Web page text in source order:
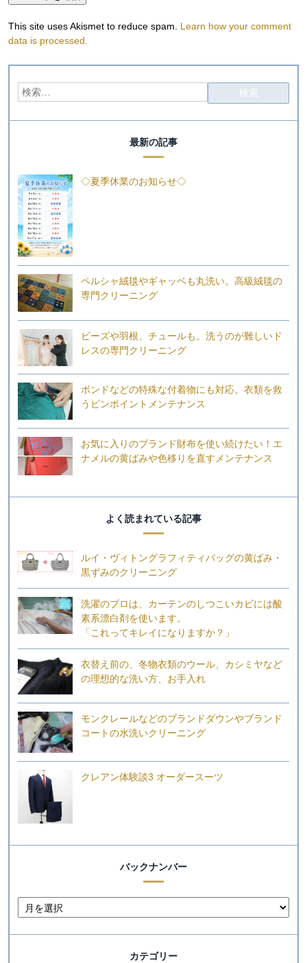
This site uses Akismet to reduce spam. Learn how your comment
data is processed.
最新の記事
◇夏季休業のお知らせ◇
ペルシャ絨毯やギャッベも丸洗い。高級絨毯の
専門クリーニング
ビーズや羽根、チュールも。洗うのが難しいド
レスの専門クリーニング
ボンドなどの特殊な付着物にも対応。衣類を救
うピンポイントメンテナンス
お気に入りのブランド財布を使い続けたい！エ
ナメルの黄ばみや色移りを直すメンテナンス
よく読まれている記事
ルイ・ヴィトングラフィティバッグの黄ばみ・
黒ずみのクリーニング
洗濯のプロは、カーテンのしつこいカビには酸
素系漂白剤を使います。
「これってキレイになりますか？」
衣替え前の、冬物衣類のウール、カシミヤなど
の理想的な洗い方、お手入れ
モンクレールなどのブランドダウンやブランド
コートの水洗いクリーニング
クレアン体験談3 オーダースーツ
バックナンバー
カテゴリー